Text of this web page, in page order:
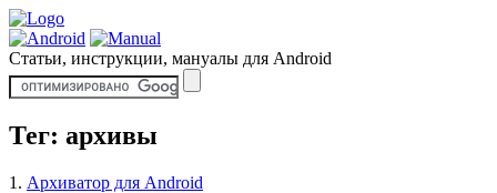
Статьи, инструкции, мануалы для Android
Тег: архивы
1. Архиватор для Android